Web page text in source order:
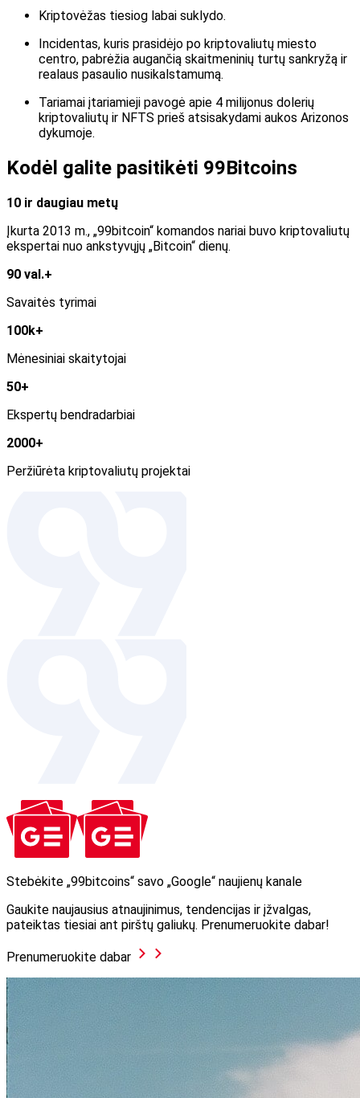
Kriptovėžas tiesiog labai suklydo.
Incidentas, kuris prasidėjo po kriptovaliutų miesto
centro, pabrėžia augančią skaitmeninių turtų sankryžą ir
realaus pasaulio nusikalstamumą.
Tariamai įtariamieji pavogė apie 4 milijonus dolerių
kriptovaliutų ir NFTS prieš atsisakydami aukos Arizonos
dykumoje.
Kodėl galite pasitikėti 99Bitcoins
10 ir daugiau metų
Įkurta 2013 m., „99bitcoin“ komandos nariai buvo kriptovaliutų
ekspertai nuo ankstyvųjų „Bitcoin“ dienų.
90 val.+
Savaitės tyrimai
100k+
Mėnesiniai skaitytojai
50+
Ekspertų bendradarbiai
2000+
Peržiūrėta kriptovaliutų projektai
Stebėkite „99bitcoins“ savo „Google“ naujienų kanale
Gaukite naujausius atnaujinimus, tendencijas ir įžvalgas,
pateiktas tiesiai ant pirštų galiukų. Prenumeruokite dabar!
Prenumeruokite dabar